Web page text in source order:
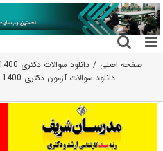
رفتن
به
محتوا
صفحه اصلی دانلود سوالات دکتری 1400